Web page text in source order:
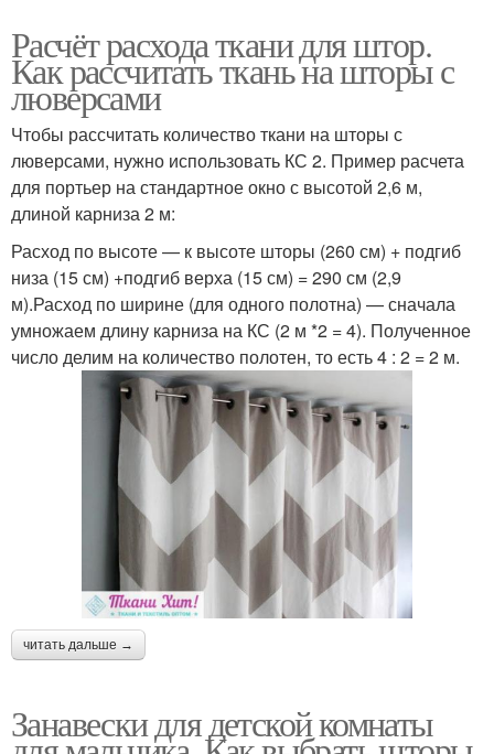
Расчёт расхода ткани для штор.
Как рассчитать ткань на шторы с
люверсами
Чтобы рассчитать количество ткани на шторы с
люверсами, нужно использовать КС 2. Пример расчета
для портьер на стандартное окно с высотой 2,6 м,
длиной карниза 2 м:
Расход по высоте — к высоте шторы (260 см) + подгиб
низа (15 см) +подгиб верха (15 см) = 290 см (2,9
м).Расход по ширине (для одного полотна) — сначала
умножаем длину карниза на КС (2 м *2 = 4). Полученное
число делим на количество полотен, то есть 4 : 2 = 2 м.
читать дальше →
Занавески для детской комнаты